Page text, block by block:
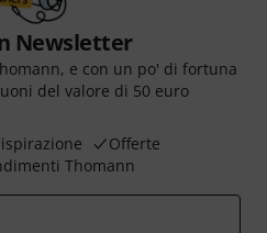
Newsletter
e con un po' di fortuna
del valore di 50 euro
Offerte
Thomann